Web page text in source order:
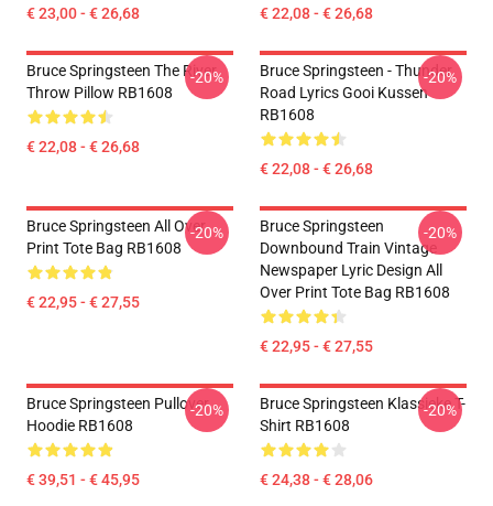
€ 23,00 - € 26,68 € 22,08 - € 26,68
Bruce Springsteen The River
Throw Pillow RB1608
€ 22,08 - € 26,68
-20%
Bruce Springsteen - Thunder
Road Lyrics Gooi Kussen
RB1608
€ 22,08 - € 26,68
-20%
Bruce Springsteen All Over
Print Tote Bag RB1608
€ 22,95 - € 27,55
-20%
Bruce Springsteen
Downbound Train Vintage
Newspaper Lyric Design All
Over Print Tote Bag RB1608
€ 22,95 - € 27,55
-20%
Bruce Springsteen Pullover
Hoodie RB1608
€ 39,51 - € 45,95
-20%
Bruce Springsteen Klassieke T-
Shirt RB1608
€ 24,38 - € 28,06
-20%